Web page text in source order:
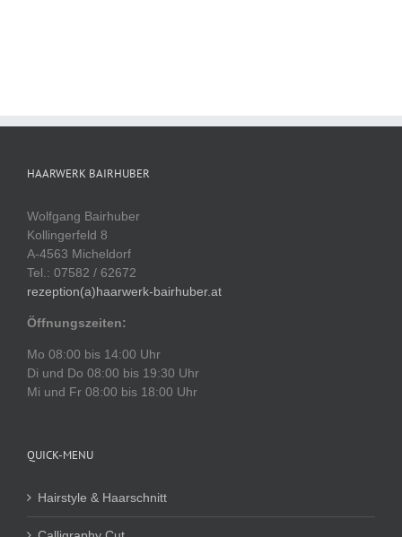
HAARWERK BAIRHUBER
Wolfgang Bairhuber
Kollingerfeld 8
A-4563 Micheldorf
Tel.: 07582 / 62672
rezeption(a)haarwerk-bairhuber.at
Öffnungszeiten:
Mo 08:00 bis 14:00 Uhr
Di und Do 08:00 bis 19:30 Uhr
Mi und Fr 08:00 bis 18:00 Uhr
QUICK-MENU
Hairstyle & Haarschnitt